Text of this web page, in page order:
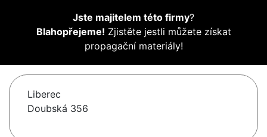
Jste majitelem této firmy?
Blahopřejeme! Zjistěte jestli můžete získat
propagační materiály!
Liberec
Doubská 356